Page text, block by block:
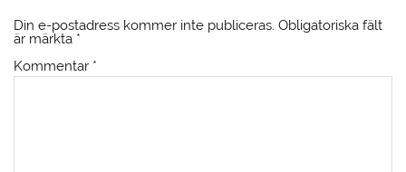
Din e-postadress kommer inte publiceras. Obligatoriska fält
är märkta *
Kommentar *